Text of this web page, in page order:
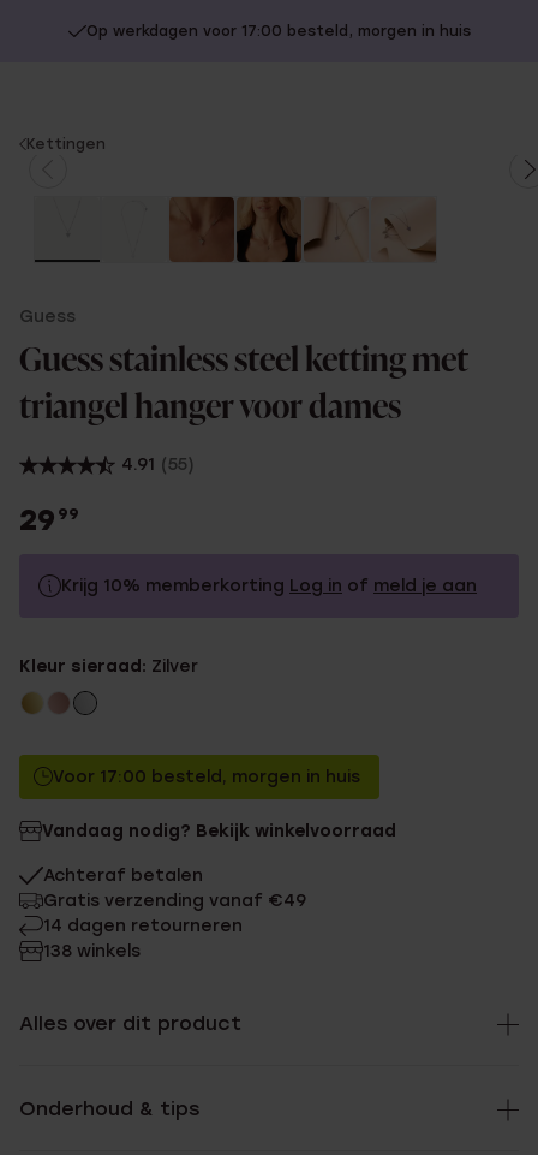
Op werkdagen voor 17:00 besteld, morgen in huis
You
Kettingen
Guess
Guess stainless steel ketting met
triangel hanger voor dames
4.91 (55)
29 99
Krijg 10% memberkorting Log in of meld je aan
Zonder memberkorting
Kleur sieraad: Zilver
Voor 17:00 besteld, morgen in huis
Vandaag nodig? Bekijk winkelvoorraad
Achteraf betalen
Gratis verzending vanaf €49
14 dagen retourneren
138 winkels
Alles over dit product
Onderhoud & tips